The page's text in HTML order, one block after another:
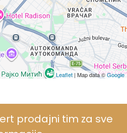
Leaflet | Map data ©Google
prodajni tim za sve